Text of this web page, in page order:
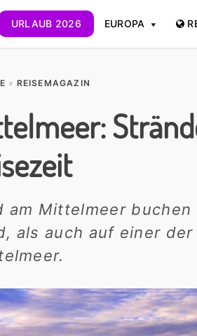
URLAUB 2026 EUROPA
» REISEMAGAZIN
am Mittelmeer
als auch auf einer